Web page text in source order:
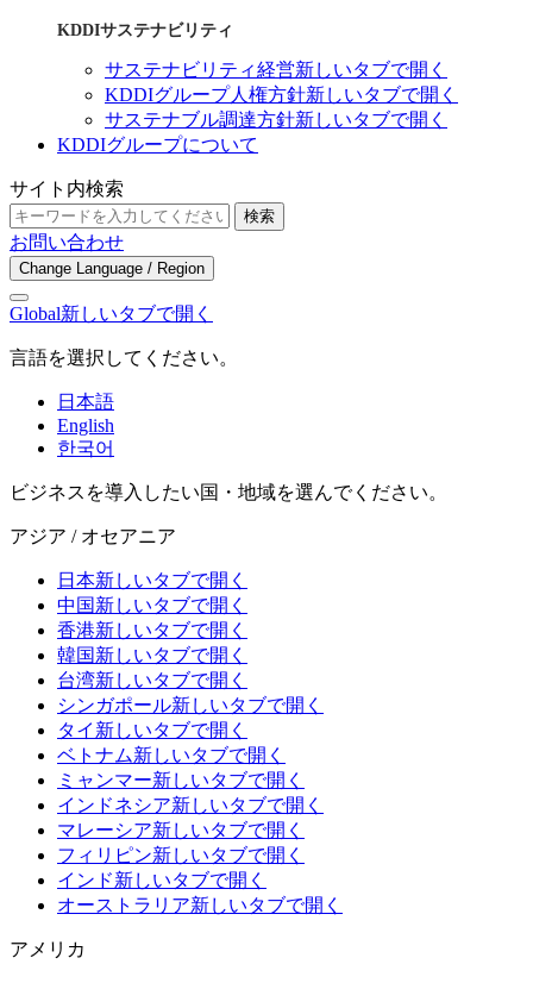
KDDIサステナビリティ
サステナビリティ経営新しいタブで開く
KDDIグループ人権方針新しいタブで開く
サステナブル調達方針新しいタブで開く
KDDIグループについて
サイト内検索
検索
お問い合わせ
Change Language / Region
Global新しいタブで開く
言語を選択してください。
日本語
English
한국어
ビジネスを導入したい国・地域を選んでください。
アジア / オセアニア
日本新しいタブで開く
中国新しいタブで開く
香港新しいタブで開く
韓国新しいタブで開く
台湾新しいタブで開く
シンガポール新しいタブで開く
タイ 新しいタブで開く
ベトナム新しいタブで開く
ミャンマー新しいタブで開く
インドネシア新しいタブで開く
マレーシア新しいタブで開く
フィリピン新しいタブで開く
インド新しいタブで開く
オーストラリア新しいタブで開く
アメリカ